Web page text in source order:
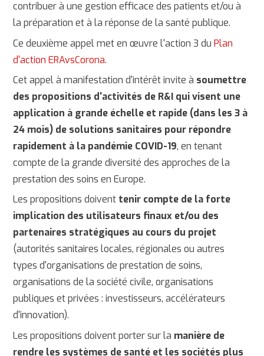
contribuer à une gestion efficace des patients et/ou à
la préparation et à la réponse de la santé publique.
Ce deuxième appel met en œuvre l'action 3 duPlan
d'action ERAvsCorona.
Cet appel à manifestation d'intérêt invite à soumettre
des propositions d'activités de R&I qui visent une
application à grande échelle et rapide (dans les 3 à
24 mois) de solutions sanitaires pour répondre
rapidement à la pandémie COVID-19, en tenant
compte de la grande diversité des approches de la
prestation des soins en Europe.
Les propositions doivent tenir compte de la forte
implication des utilisateurs finaux et/ou des
partenaires stratégiques au cours du projet
(autorités sanitaires locales, régionales ou autres
types d'organisations de prestation de soins,
organisations de la société civile, organisations
publiques et privées : investisseurs, accélérateurs
d'innovation).
Les propositions doivent porter sur la manière de
rendre les systèmes de santé et les sociétés plus